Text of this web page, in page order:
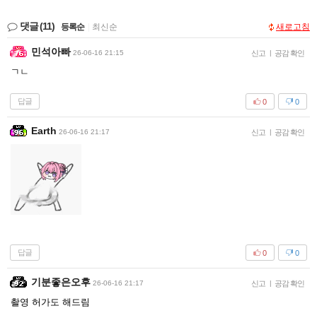
댓글(11) 등록순 최신순 새로고침
민석아빠 26-06-16 21:15 신고 공감 확인
ㄱㄴ
답글 0
0
Earth 26-06-16 21:17 신고 공감 확인
답글 0
0
기분좋은오후 26-06-16 21:17 신고 공감 확인
촬영 허가도 해드림